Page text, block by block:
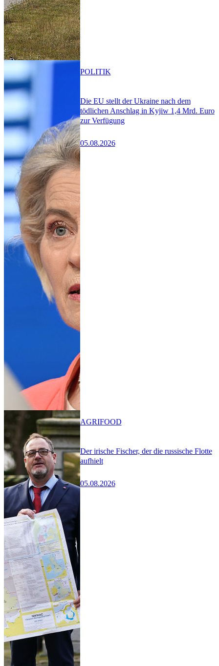
Die EU stellt der Ukraine nach dem
tödlichen Anschlag in Kyjiw 1,4 Mrd. Euro
zur Verfügung
05.08.2026
POLITIK
Der irische Fischer, der die russische Flotte
aufhielt
05.08.2026
AGRIFOOD